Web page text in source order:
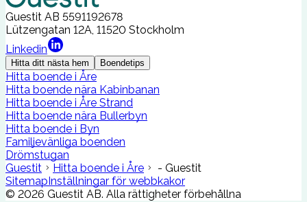
Guestit AB 5591192678
Lützengatan 12A, 11520 Stockholm
Linkedin
Hitta ditt nästa hem Boendetips
Hitta boende i Åre
Hitta boende nära Kabinbanan
Hitta boende i Åre Strand
Hitta boende nära Bullerbyn
Hitta boende i Byn
Familjevänliga boenden
Drömstugan
Guestit
Hitta boende i Åre
- Guestit
Sitemap Inställningar för webbkakor
© 2026 Guestit AB. Alla rättigheter förbehållna